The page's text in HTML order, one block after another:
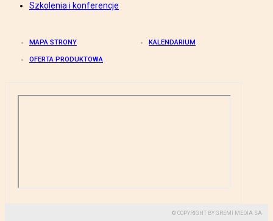
Szkolenia i konferencje
MAPA STRONY KALENDARIUM
OFERTA PRODUKTOWA
© COPYRIGHT BY GREMI MEDIA SA